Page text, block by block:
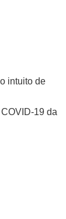
intuito de
19 da